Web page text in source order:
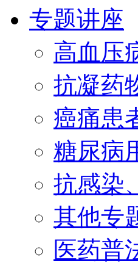
专题讲座
高血压
抗凝药
癌痛患
糖尿病
抗感染
其他专
医药普